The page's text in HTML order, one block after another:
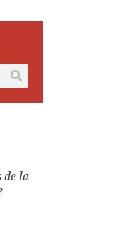
de la